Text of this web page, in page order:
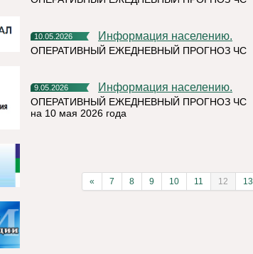
10.05.2026 Информация населению.
ОПЕРАТИВНЫЙ ЕЖЕДНЕВНЫЙ ПРОГНОЗ ЧС
9.05.2026 Информация населению.
ОПЕРАТИВНЫЙ ЕЖЕДНЕВНЫЙ ПРОГНОЗ ЧС
на 10 мая 2026 года
« 7 8 9 10 11 12 13